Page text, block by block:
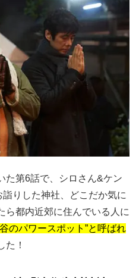
た第6話で、シロさん&ケン
りした神社、どこだか気に
都内近郊に住んでいる人に
のパワースポット”と呼ばれ
た！